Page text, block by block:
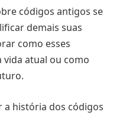
códigos antigos se
demais suas
como esses
vida atual ou como
a história dos códigos